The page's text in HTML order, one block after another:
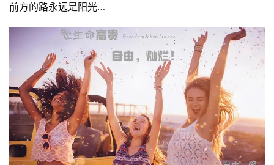
前方的路永远是阳光…